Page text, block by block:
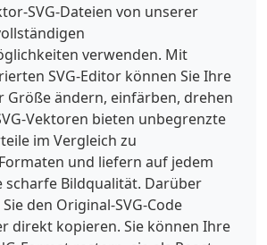
SVG-Dateien von unserer
verwenden. Mit
SVG-Editor können Sie Ihre
Größe ändern, einfärben, drehen
Vektoren bieten unbegrenzte
im Vergleich zu
und liefern auf jedem
scharfe Bildqualität. Darüber
den Original-SVG-Code
direkt kopieren. Sie können Ihre